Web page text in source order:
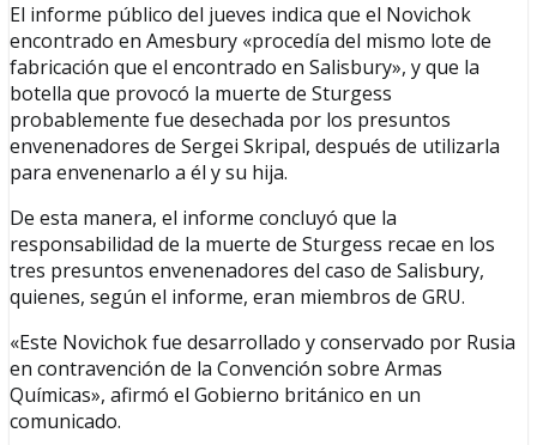
El informe público del jueves indica que el Novichok
encontrado en Amesbury «procedía del mismo lote de
fabricación que el encontrado en Salisbury», y que la
botella que provocó la muerte de Sturgess
probablemente fue desechada por los presuntos
envenenadores de Sergei Skripal, después de utilizarla
para envenenarlo a él y su hija.
De esta manera, el informe concluyó que la
responsabilidad de la muerte de Sturgess recae en los
tres presuntos envenenadores del caso de Salisbury,
quienes, según el informe, eran miembros de GRU.
«Este Novichok fue desarrollado y conservado por Rusia
en contravención de la Convención sobre Armas
Químicas», afirmó el Gobierno británico en un
comunicado.